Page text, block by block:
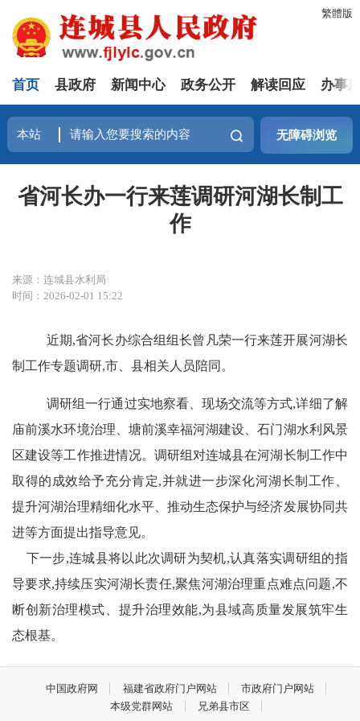
繁體版
首页 县政府 新闻中心 政务公开 解读回应 办事
无障碍浏览
省河长办一行来莲调研河湖长制工
作
来源：连城县水利局
时间：2026-02-01 15:22
近期,省河长办综合组组长曾凡荣一行来莲开展河湖长
制工作专题调研,市、县相关人员陪同。
调研组一行通过实地察看、现场交流等方式,详细了解
庙前溪水环境治理、塘前溪幸福河湖建设、石门湖水利风景
区建设等工作推进情况。调研组对连城县在河湖长制工作中
取得的成效给予充分肯定,并就进一步深化河湖长制工作、
提升河湖治理精细化水平、推动生态保护与经济发展协同共
进等方面提出指导意见。
下一步,连城县将以此次调研为契机,认真落实调研组的指
导要求,持续压实河湖长责任,聚焦河湖治理重点难点问题,不
断创新治理模式、提升治理效能,为县域高质量发展筑牢生
态根基。
中国政府网 福建省政府门户网站
市政府门户网站
本级党群网站
兄弟县市区